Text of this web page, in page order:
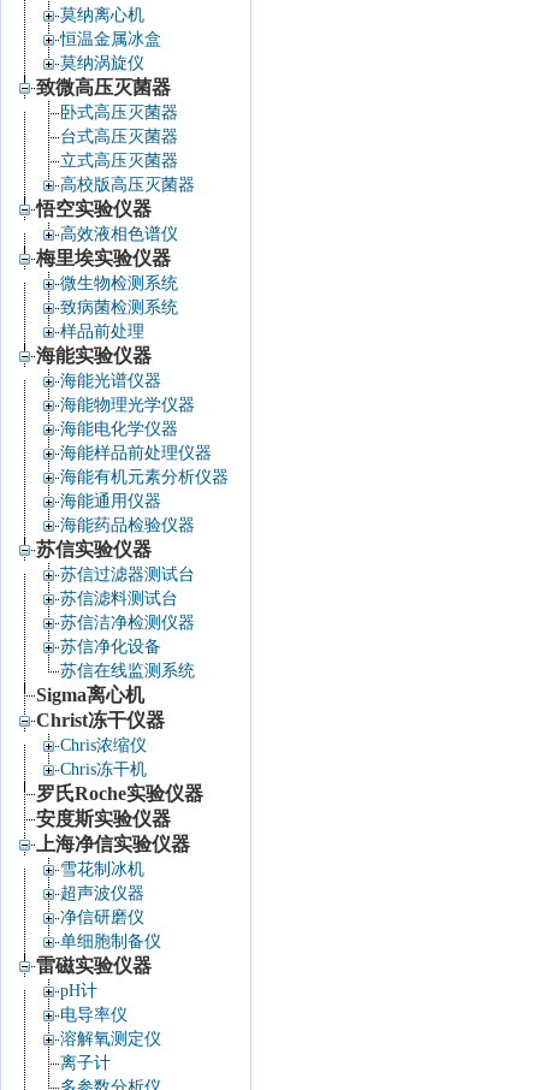
莫纳离心机
恒温金属冰盒
莫纳涡旋仪
致微高压灭菌器
卧式高压灭菌器
台式高压灭菌器
立式高压灭菌器
高校版高压灭菌器
悟空实验仪器
高效液相色谱仪
梅里埃实验仪器
微生物检测系统
致病菌检测系统
样品前处理
海能实验仪器
海能光谱仪器
海能物理光学仪器
海能电化学仪器
海能样品前处理仪器
海能有机元素分析仪器
海能通用仪器
海能药品检验仪器
苏信实验仪器
苏信过滤器测试台
苏信滤料测试台
苏信洁净检测仪器
苏信净化设备
苏信在线监测系统
Sigma离心机
Christ冻干仪器
Chris浓缩仪
Chris冻干机
罗氏Roche实验仪器
安度斯实验仪器
上海净信实验仪器
雪花制冰机
超声波仪器
净信研磨仪
单细胞制备仪
雷磁实验仪器
pH计
电导率仪
溶解氧测定仪
离子计